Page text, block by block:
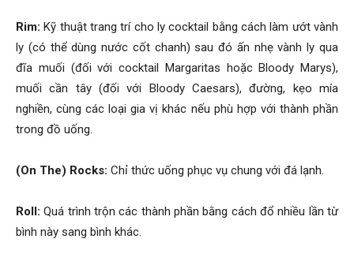
Rim: Kỹ thuật trang trí cho ly cocktail bằng cách làm ướt vành
ly (có thể dùng nước cốt chanh) sau đó ấn nhẹ vành ly qua
đĩa muối (đối với cocktail Margaritas hoặc Bloody Marys),
muối cần tây (đối với Bloody Caesars), đường, kẹo mía
nghiền, cùng các loại gia vị khác nếu phù hợp với thành phần
trong đồ uống.
(On The) Rocks: Chỉ thức uống phục vụ chung với đá lạnh.
Roll: Quá trình trộn các thành phần bằng cách đổ nhiều lần từ
bình này sang bình khác.